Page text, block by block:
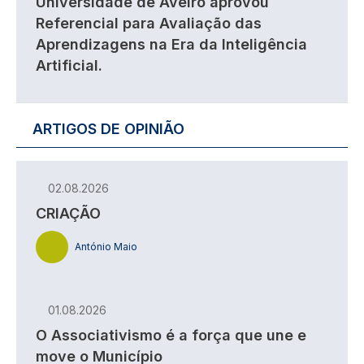
Referencial para Avaliação das
Aprendizagens na Era da Inteligência
Artificial.
ARTIGOS DE OPINIÃO
02.08.2026
CRIAÇÃO
António Maio
01.08.2026
O Associativismo é a força que une e
move o Município